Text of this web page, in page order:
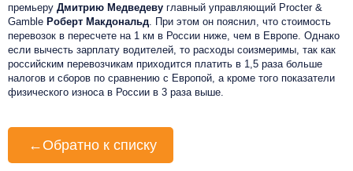
премьеру Дмитрию Медведеву главный управляющий Procter &
Gamble Роберт Макдональд . При этом он пояснил, что стоимость
перевозок в пересчете на 1 км в России ниже, чем в Европе. Однако
если вычесть зарплату водителей, то расходы соизмеримы, так как
российским перевозчикам приходится платить в 1,5 раза больше
налогов и сборов по сравнению с Европой, а кроме того показатели
физического износа в России в 3 раза выше.
← Обратно к списку